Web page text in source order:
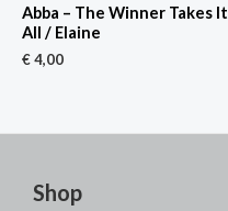
Abba – The Winner Takes It
All / Elaine
€4,00
Shop